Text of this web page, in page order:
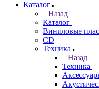
Каталог
Назад
Каталог
Виниловые
CD
Техника
Назад
Техника